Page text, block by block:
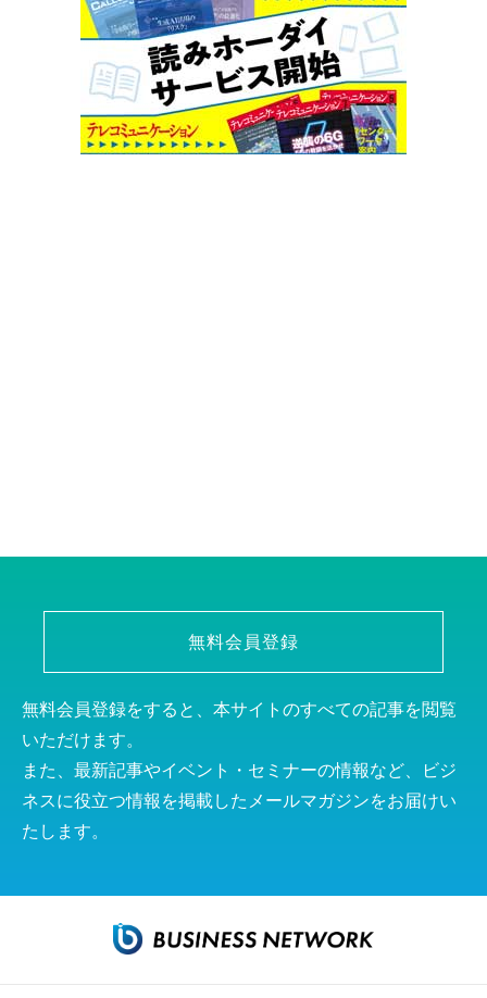
無料会員登録
無料会員登録をすると、本サイトのすべての記事を閲覧
いただけます。
また、最新記事やイベント・セミナーの情報など、ビジ
ネスに役立つ情報を掲載したメールマガジンをお届けい
たします。